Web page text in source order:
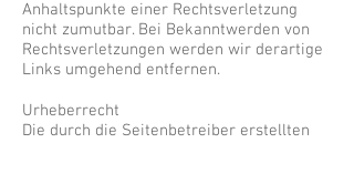
Anhaltspunkte einer Rechtsverletzung
nicht zumutbar. Bei Bekanntwerden von
Rechtsverletzungen werden wir derartige
Links umgehend entfernen.
Urheberrecht
Die durch die Seitenbetreiber erstellten